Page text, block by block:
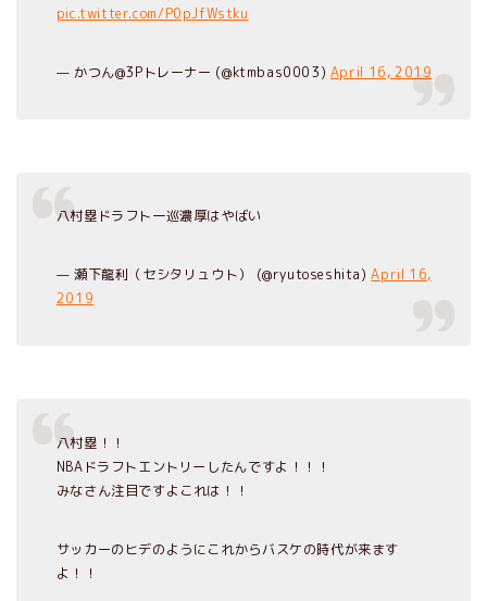
pic.twitter.com/P0pJfWstku
— かつん@3Pトレーナー (@ktmbas0003) April 16, 2019
八村塁ドラフト一巡濃厚はやばい
— 瀬下龍利（セシタリュウト） (@ryutoseshita)April 16,
2019
八村塁！！
NBAドラフトエントリーしたんですよ！！！
みなさん注目ですよこれは！！
サッカーのヒデのようにこれからバスケの時代が来ます
よ！！